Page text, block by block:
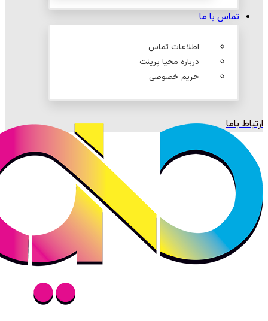
تماس با ما
اطلاعات تماس
درباره محیا پرینت
حریم خصوصی
ارتباط باما